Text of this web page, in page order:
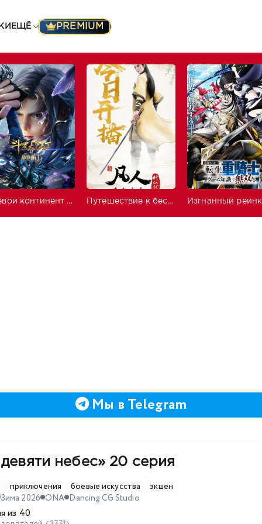
ЕЩЁ PREMIUM
Боевой континент 2: Непревзойдённый клан Тан Путешествие к бессмертию
Мы в Telegram
небес»20 серия
приключения боевые искусства
экшен
Зима 2026 ONA Dancing CG Studio
из 40